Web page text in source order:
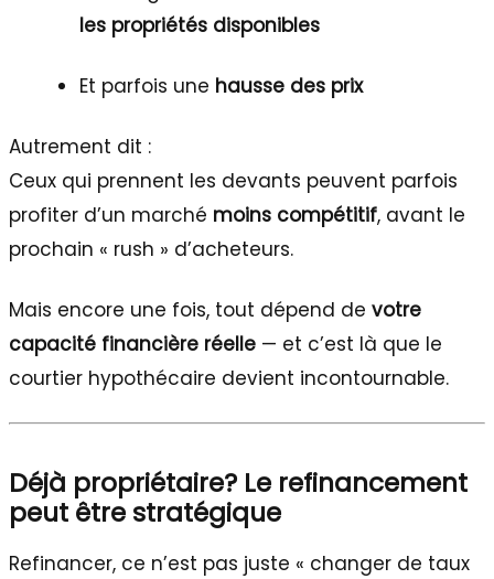
les propriétés disponibles
Et parfois une hausse des prix
Autrement dit :
Ceux qui prennent les devants peuvent parfois
profiter d’un marché moins compétitif, avant le
prochain « rush » d’acheteurs.
Mais encore une fois, tout dépend de votre
capacité financière réelle — et c’est là que le
courtier hypothécaire devient incontournable.
Déjà propriétaire? Le refinancement
peut être stratégique
Refinancer, ce n’est pas juste « changer de taux